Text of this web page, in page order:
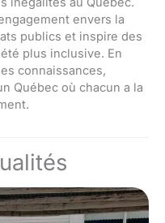
envers la
publics et inspire des
plus inclusive. En
connaissances,
Québec où chacun a la